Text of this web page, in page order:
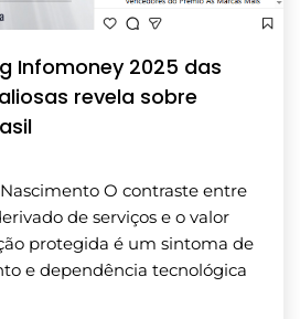
Infomoney 2025 das
revela sobre
O contraste entre
de serviços e o valor
protegida é um sintoma de
e dependência tecnológica